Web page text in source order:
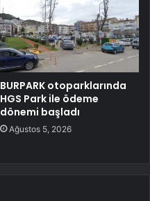
BURPARK otoparklarında
HGS Park ile ödeme
dönemi başladı
Ağustos 5, 2026